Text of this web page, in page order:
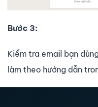
Bước 3:
Kiểm tra email bạn
làm theo hướng dẫn